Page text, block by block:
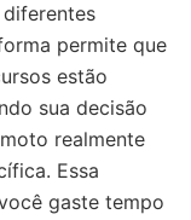
permite que
estão
sua decisão
realmente
Essa
gaste tempo